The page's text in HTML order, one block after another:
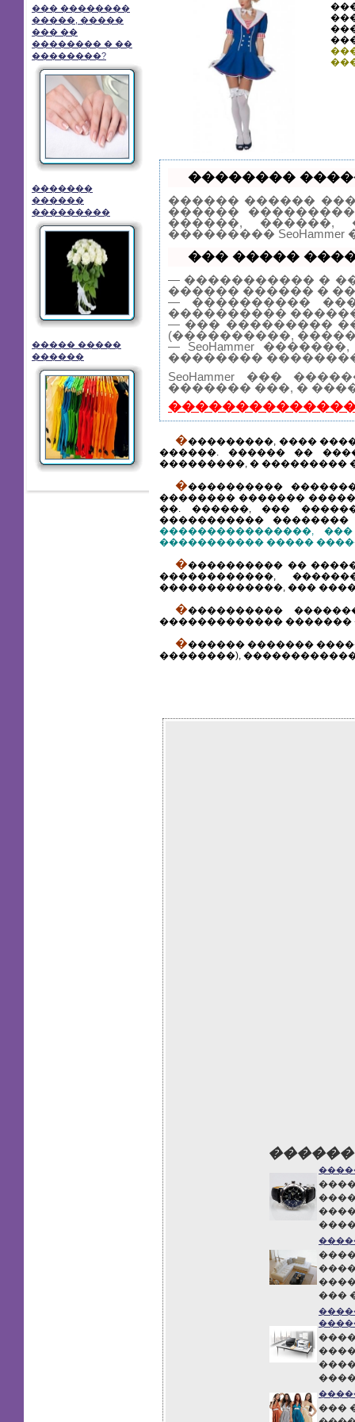
��� ��������
�����, �����
��� ��
�������� � ��
��������?
�������
������
���������
����� �����
������
��������
������ ������
������
������, ������,
���������
��� �����
— ����������� �
������ ������ �
— ����������
����������
— ��� ���������
(����������,
— SeoHammer
��������
SeoHammer ���
������� ���, �
����������, ����
������. ������ ��
���������, � ���������
�����������
�������� �������
��. ������, ���
�����������
����������������,
����������� �����
����������� ��
������������,
�������������, ���
�����������
������������� �������
������� �������
��������),
���
���